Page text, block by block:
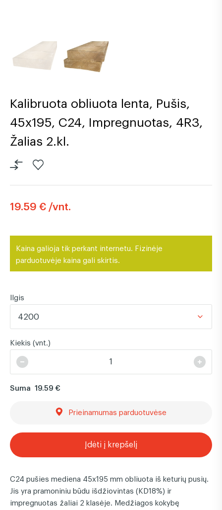
Kalibruota obliuota lenta, Pušis,
45x195, C24, Impregnuotas, 4R3,
Žalias 2.kl.
19.59 € /vnt.
Kaina galioja tik perkant internetu. Fizinėje
parduotuvėje kaina gali skirtis.
Ilgis
4200
Kiekis (vnt.)
Suma 19.59 €
Prieinamumas parduotuvėse
Įdėti į krepšelį
C24 pušies mediena 45x195 mm obliuota iš keturių pusių.
Jis yra pramoniniu būdu išdžiovintas (KD18%) ir
impregnuotas žaliai 2 klasėje. Medžiagos kokybę